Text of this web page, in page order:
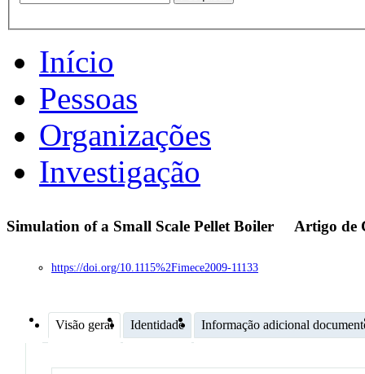
Início
Pessoas
Organizações
Investigação
Simulation of a Small Scale Pellet Boiler Artigo de
https://doi.org/10.1115%2Fimece2009-11133
Visão geral Identidade Informação adicional